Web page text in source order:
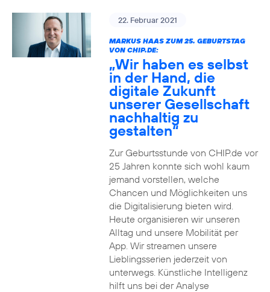
22. Februar 2021
MARKUS HAAS ZUM 25. GEBURTSTAG
VON CHIP.DE:
„Wir haben es selbst
in der Hand, die
digitale Zukunft
unserer Gesellschaft
nachhaltig zu
gestalten“
Zur Geburtsstunde von CHIP.de vor
25 Jahren konnte sich wohl kaum
jemand vorstellen, welche
Chancen und Möglichkeiten uns
die Digitalisierung bieten wird.
Heute organisieren wir unseren
Alltag und unsere Mobilität per
App. Wir streamen unsere
Lieblingsserien jederzeit von
unterwegs. Künstliche Intelligenz
hilft uns bei der Analyse